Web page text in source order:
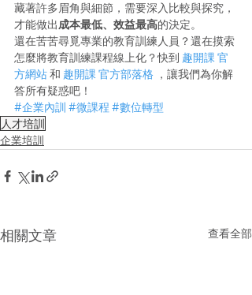
藏著許多眉角與細節，需要深入比較與探究，
才能做出成本最低、效益最高的決定。
還在苦苦尋覓專業的教育訓練人員？還在摸索
怎麼將教育訓練課程線上化？快到 趣開課 官
方網站 和 趣開課 官方部落格 ，讓我們為你解
答所有疑惑吧！
#企業內訓 #微課程 #數位轉型
人才培訓
企業培訓
相關文章 查看全部